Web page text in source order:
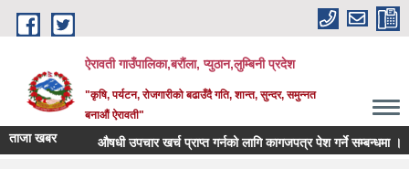
Skip to main content
ऐरावती गाउँपालिका,बरौंला, प्युठान,लुम्बिनी प्रदेश
"कृषि, पर्यटन, रोजगारीको बढाउँदै गति, शान्त, सुन्दर, समुन्नत
बनाऔं ऐरावती"
ताजा खबर औषधी उपचार खर्च प्राप्त गर्नको लागि कागजपत्र पेश गर्ने सम्बन्धमा ।